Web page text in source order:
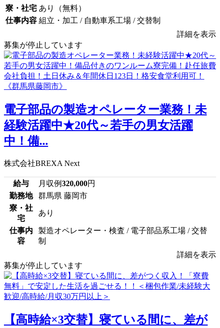
寮・社宅 あり（無料）
仕事内容 組立・加工 / 自動車系工場 / 交替制
詳細を表示
募集が停止しています
電子部品の製造オペレーター業務！未
経験活躍中★20代～若手の男女活躍
中！備...
株式会社BREXA Next
給与 月収例320,000円
勤務地
群馬県 藤岡市
寮・社
宅
あり
仕事内
容
製造オペレーター・検査 / 電子部品系工場 / 交替
制
詳細を表示
募集が停止しています
【高時給×3交替】寝ている間に、差が